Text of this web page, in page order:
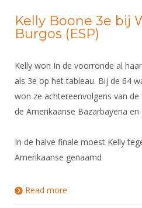
Kelly Boone 3e bij
Burgos (ESP)
Kelly won In de voorronde al
als 3e op het tableau. Bij de 64
won ze achtereenvolgens van de
de Amerikaanse Bazarbayena
In de halve finale moest Kelly
Amerikaanse genaamd
Read more